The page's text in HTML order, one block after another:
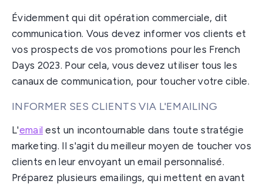
Évidemment qui dit opération commerciale, dit
communication. Vous devez informer vos clients et
vos prospects de vos promotions pour les French
Days 2023. Pour cela, vous devez utiliser tous les
canaux de communication, pour toucher votre cible.
INFORMER SES CLIENTS VIA L'EMAILING
L'email est un incontournable dans toute stratégie
marketing. Il s'agit du meilleur moyen de toucher vos
clients en leur envoyant un email personnalisé.
Préparez plusieurs emailings, qui mettent en avant